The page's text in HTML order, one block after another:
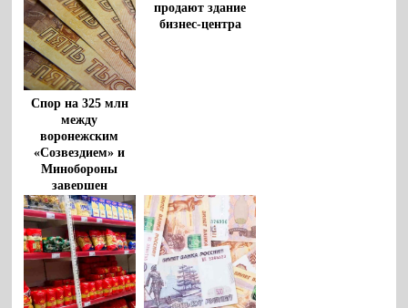
Спор на 325 млн
между
воронежским
«Созвездием» и
Минобороны
завершен
продают здание
бизнес-центра